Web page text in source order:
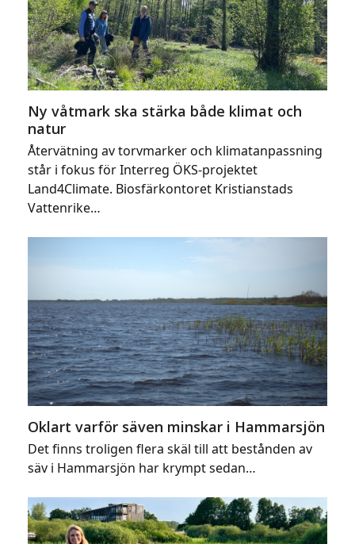
Ny våtmark ska stärka både klimat och
natur
Återvätning av torvmarker och klimatanpassning
står i fokus för Interreg ÖKS-projektet
Land4Climate. Biosfärkontoret Kristianstads
Vattenrike…
Oklart varför säven minskar i Hammarsjön
Det finns troligen flera skäl till att bestånden av
säv i Hammarsjön har krympt sedan…